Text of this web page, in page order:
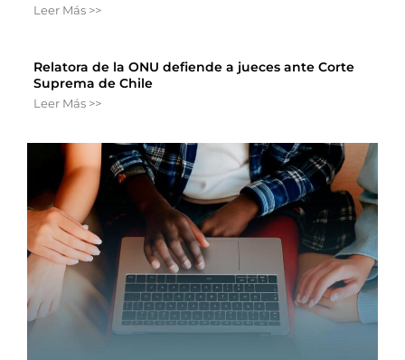
Leer Más >>
Relatora de la ONU defiende a jueces ante Corte
Suprema de Chile
Leer Más >>